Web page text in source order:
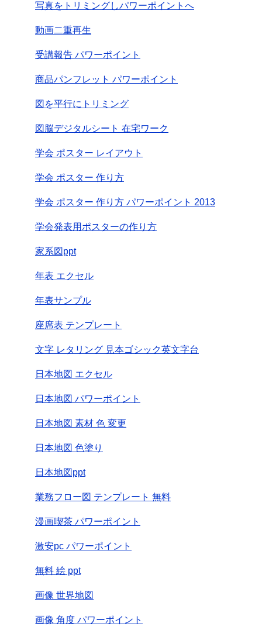
写真をトリミングしパワーポイントへ
動画二重再生
受講報告 パワーポイント
商品パンフレット パワーポイント
図を平行にトリミング
図脳デジタルシート 在宅ワーク
学会 ポスター レイアウト
学会 ポスター 作り方
学会 ポスター 作り方 パワーポイント 2013
学会発表用ポスターの作り方
家系図ppt
年表 エクセル
年表サンプル
座席表 テンプレート
文字 レタリング 見本ゴシック英文字台
日本地図 エクセル
日本地図 パワーポイント
日本地図 素材 色 変更
日本地図 色塗り
日本地図ppt
業務フロー図 テンプレート 無料
漫画喫茶 パワーポイント
激安pc パワーポイント
無料 絵 ppt
画像 世界地図
画像 角度 パワーポイント